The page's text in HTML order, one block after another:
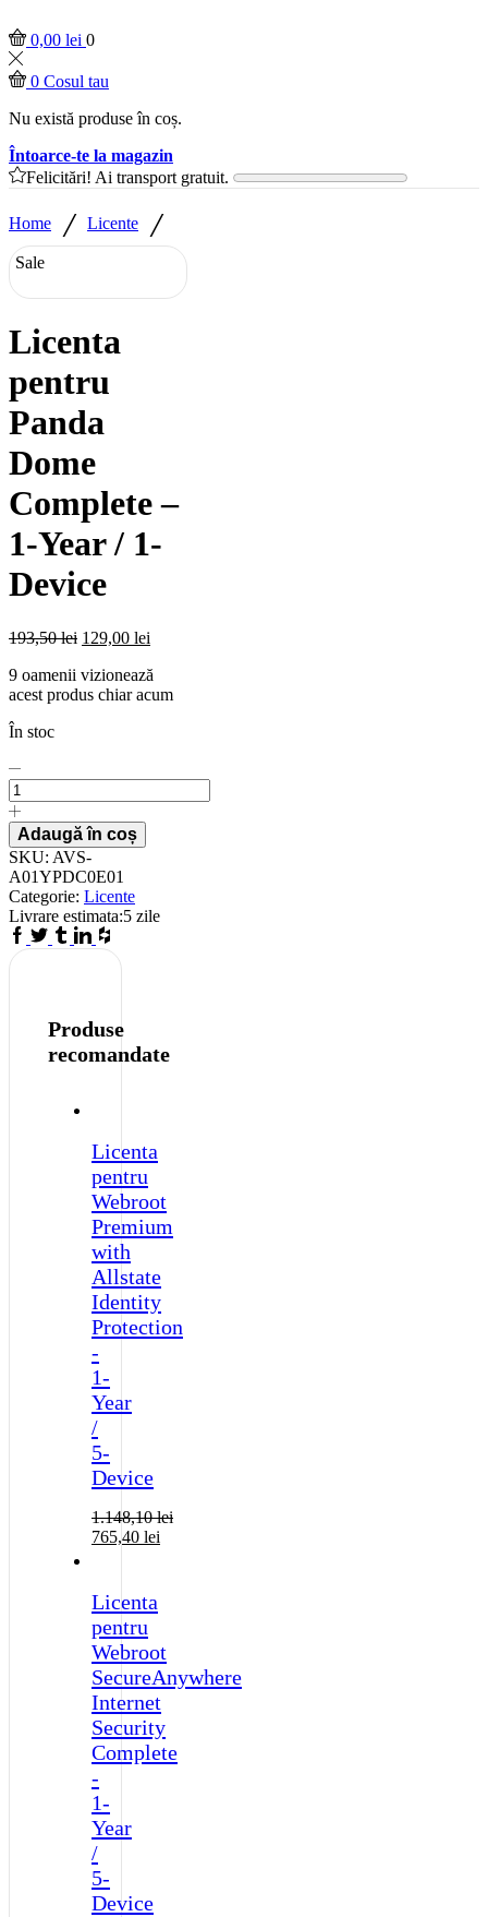
0,00 lei 0
0 Cosul tau
Nu există produse în coș.
Întoarce-te la magazin
Felicitări! Ai transport gratuit.
Home / Licente /
Sale
Licenta
pentru
Panda
Dome
Complete –
1-Year / 1-
Device
193,50lei 129,00 lei
9 oamenii vizionează
acest produs chiar acum
În stoc
Licenta
Panda
Dome
Complete
-
1-
Year
/
1-
Adaugă în coș
SKU: AVS-
A01YPDC0E01
Categorie: Licente
Livrare estimata:5 zile
Facebook
TwitterTumblr
Linkedin
Houzz
Produse
recomandate
Licenta
pentru
Webroot
Premium
with
Allstate
Identity
Protection
-
1-
Year
/
5-
Device
1.148,10lei
765,40 lei
Licenta
pentru
Webroot
SecureAnywhere
Internet
Security
Complete
-
1-
Year
/
5-
Device